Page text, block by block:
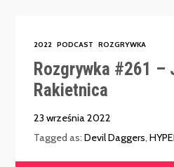
2022 PODCAST ROZGRYWKA
Rozgrywka #261 –
Rakietnica
23 września 2022
Tagged as:Devil Daggers,